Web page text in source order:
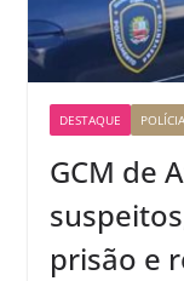
DESTAQUE POLÍCIA
GCM de
prisão e